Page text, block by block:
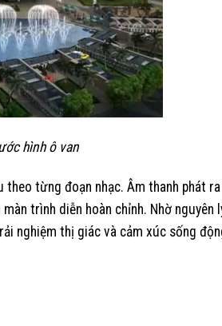
hình ô van
theo từng đoạn nhạc. Âm thanh phát
trình diễn hoàn chỉnh. Nhờ nguyên
nghiệm thị giác và cảm xúc sống